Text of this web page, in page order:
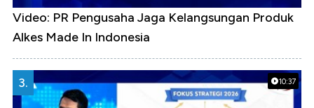
Video: PR Pengusaha Jaga Kelangsungan Produk
Alkes Made In Indonesia
10:37
3.